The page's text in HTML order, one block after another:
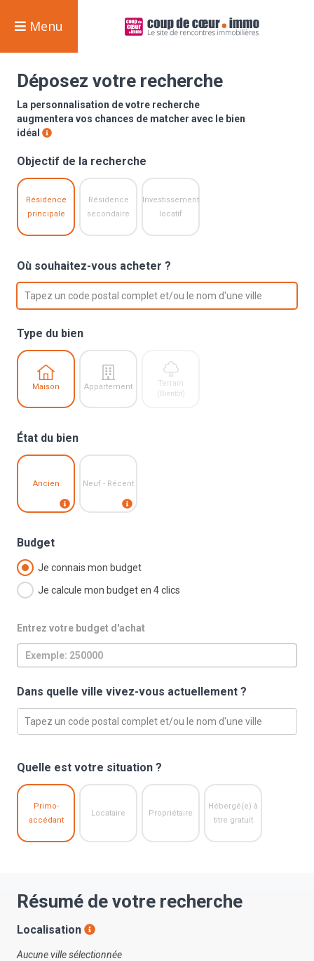
Menu
Déposez votre recherche
La personnalisation de votre recherche
augmentera vos chances de matcher avec le bien
idéal
Objectif de la recherche
Résidence
principale
Résidence
secondaire
Investissement
locatif
Où souhaitez-vous acheter ?
option , selected. Select is focused ,type to refine list, press Down
Tapez un code postal complet et/ou le nom d'une ville
Type du bien
Maison Appartement Terrain
(Bientôt)
État du bien
Ancien Neuf - Récent
Budget
Je connais mon budget
Je calcule mon budget en 4 clics
Entrez votre budget d'achat
Dans quelle ville vivez-vous actuellement ?
Tapez un code postal complet et/ou le nom d'une ville
Quelle est votre situation ?
Primo-
accédant
Locataire Propriétaire
Hébergé(e) à
titre gratuit
Résumé de votre recherche
Localisation
Aucune ville sélectionnée